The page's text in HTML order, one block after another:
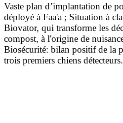
Vaste plan d’implantation de
déployé à Faa'a ; Situation à
Biovator, qui transforme les
compost, à l'origine de
Biosécurité: bilan positif de la
trois premiers chiens détecteurs.